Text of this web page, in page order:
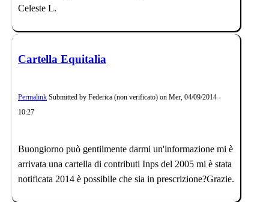
Celeste L.
Cartella Equitalia
Permalink Submitted by Federica (non verificato) on Mer, 04/09/2014 -
10:27
Buongiorno può gentilmente darmi un'informazione mi è
arrivata una cartella di contributi Inps del 2005 mi è stata
notificata 2014 è possibile che sia in prescrizione?Grazie.